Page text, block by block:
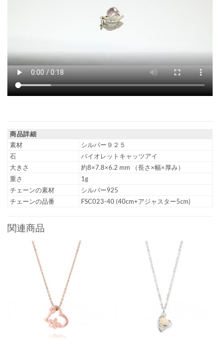
商品詳細
素材
シルバー９２５
石
バイオレットキャッツアイ
大きさ
約8×7.8×6.2 mm （長さ×幅×厚み）
重さ
1g
チェーンの素材
シルバー925
チェーンの品番
FSC023-40 (40cm+アジャスター5cm)
関連商品